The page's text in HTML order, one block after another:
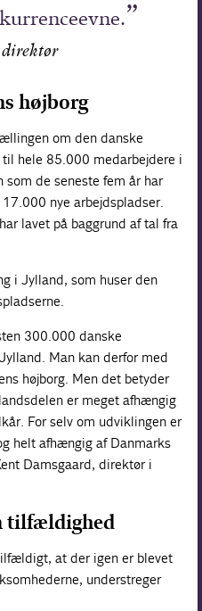
direktør
højborg
om den danske
hele 85.000 medarbejdere i
som de seneste fem år har
nye arbejdspladser.
lavet på baggrund af tal fra
i Jylland, som huser den
300.000 danske
Man kan derfor med
højborg. Men det betyder
er meget afhængig
For selv om udviklingen er
helt afhængig af Danmarks
Damsgaard, direktør i
tilfældighed
at der igen er blevet
understreger